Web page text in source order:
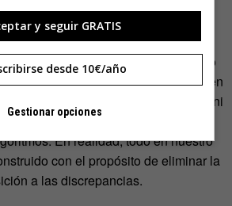
a la discrepancia
eso hay otro ‘pero’ importante: no
las que nos meten en una burbuja en
parece opinar como nosotros, ni
más distorsionada de la realidad
En realidad, todo en nuestro
con el propósito de eliminar la
a las discrepancias.
y seguir GRATIS
desde 10€/año
Gestionar opciones